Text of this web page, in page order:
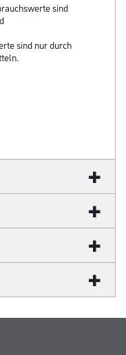
sind
sind nur durch